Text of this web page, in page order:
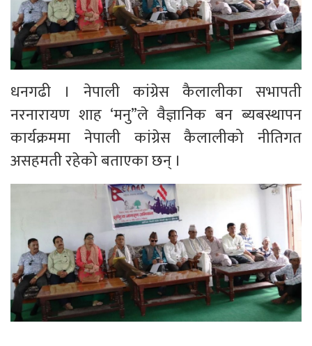
धनगढी । नेपाली कांग्रेस कैलालीका सभापती
नरनारायण शाह ‘मनु”ले वैज्ञानिक बन ब्यबस्थापन
कार्यक्रममा नेपाली कांग्रेस कैलालीको नीतिगत
असहमती रहेको बताएका छन् ।